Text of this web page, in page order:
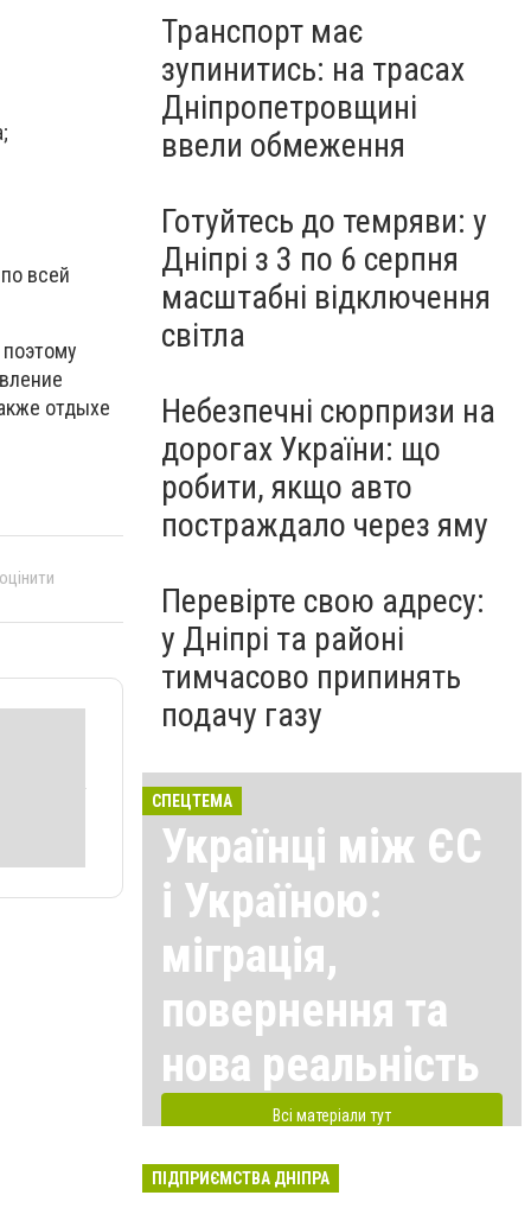
всей
отдыхе
Транспорт має
зупинитись: на трасах
Дніпропетровщині
ввели обмеження
Готуйтесь до темряви: у
Дніпрі з 3 по 6 серпня
масштабні відключення
світла
Небезпечні сюрпризи на
дорогах України: що
робити, якщо авто
постраждало через яму
Перевірте свою адресу:
у Дніпрі та районі
тимчасово припинять
подачу газу
СПЕЦТЕМА
Українці між ЄС
і Україною:
міграція,
повернення та
нова реальність
Всі матеріали тут
ПІДПРИЄМСТВА ДНІПРА